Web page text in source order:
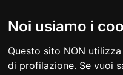
Noi usiamo i
Questo sito NON
di profilazione. Se vuoi
+39 040 3771111
amministrazione trasparente